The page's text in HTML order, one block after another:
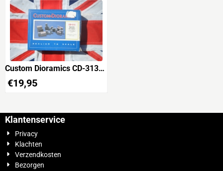
Custom Dioramics CD-313
Barrels & Crates
€19,95
Klantenservice
Privacy
Klachten
Verzendkosten
Bezorgen